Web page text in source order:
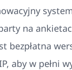
na
bezpłatna
aby w pełni